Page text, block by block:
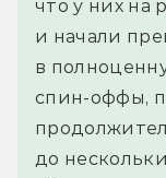
что у них на
и начали
в
спин-оффы,
до